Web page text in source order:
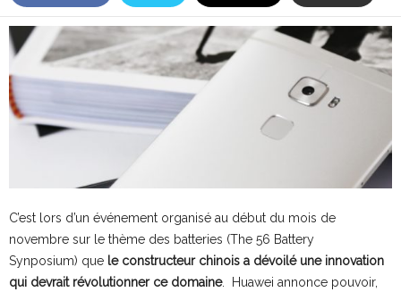
C’est lors d’un événement organisé au début du mois de
novembre sur le thème des batteries (The 56 Battery
Synposium) que le constructeur chinois a dévoilé une innovation
qui devrait révolutionner ce domaine. Huawei annonce pouvoir,